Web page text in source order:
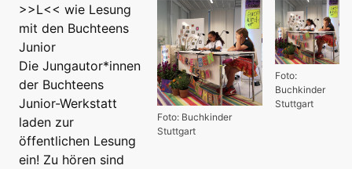
Foto:
Buchkinder
Stuttgart
Foto: Buchkinder
Stuttgart
>>L<< wie Lesung
mit den Buchteens
Junior
Die Jungautor*innen
der Buchteens
Junior-Werkstatt
laden zur
öffentlichen Lesung
ein! Zu hören sind